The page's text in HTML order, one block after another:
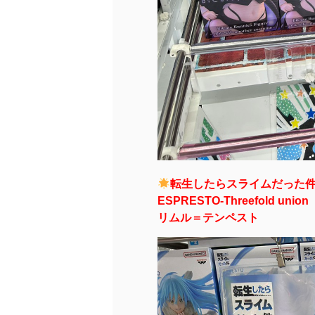
転生したらスライムだった
ESPRESTO-Threefold union
リムル＝テンペスト